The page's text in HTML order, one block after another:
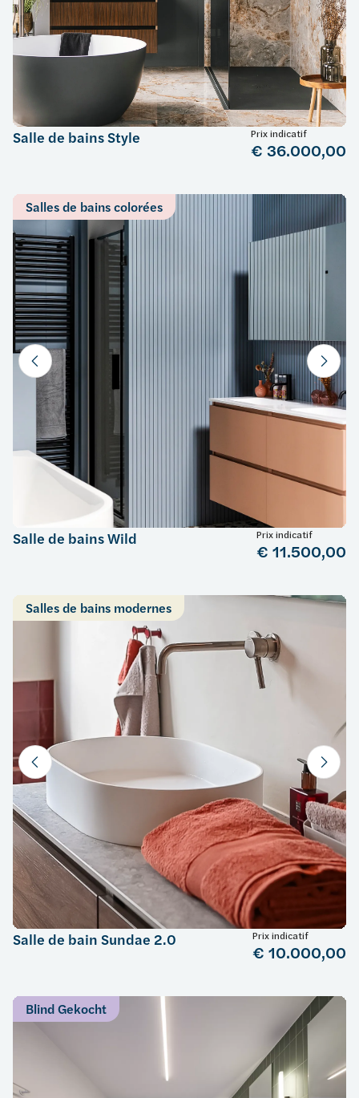
Salle de bains Style Prix indicatif
€ 36.000,00
Salles de bains colorées
Salle de bains Wild Prix indicatif
€ 11.500,00
Salles de bains modernes
Salle de bain Sundae 2.0 Prix indicatif
€ 10.000,00
Blind Gekocht